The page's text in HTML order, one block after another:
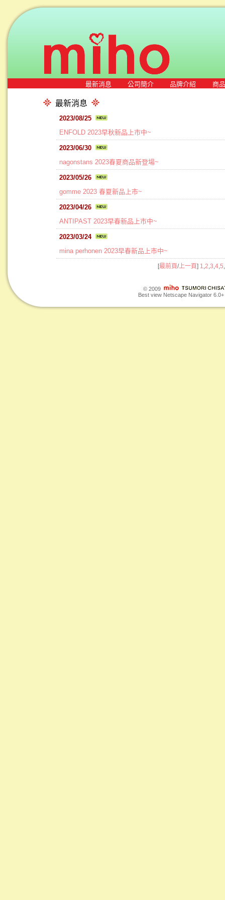
最新消息 公司簡介 品牌介紹 商
最新消息
2023/08/25
ENFOLD 2023早秋新品上市中~
2023/06/30
nagonstans 2023春夏商品新登場~
2023/05/26
gomme 2023 春夏新品上市~
2023/04/26
ANTIPAST 2023早春新品上市中~
2023/03/24
mina perhonen 2023早春新品上市中~
[最前頁/上一頁] 1 2 3 4 5
© 2009
Best view Netscape Navigator